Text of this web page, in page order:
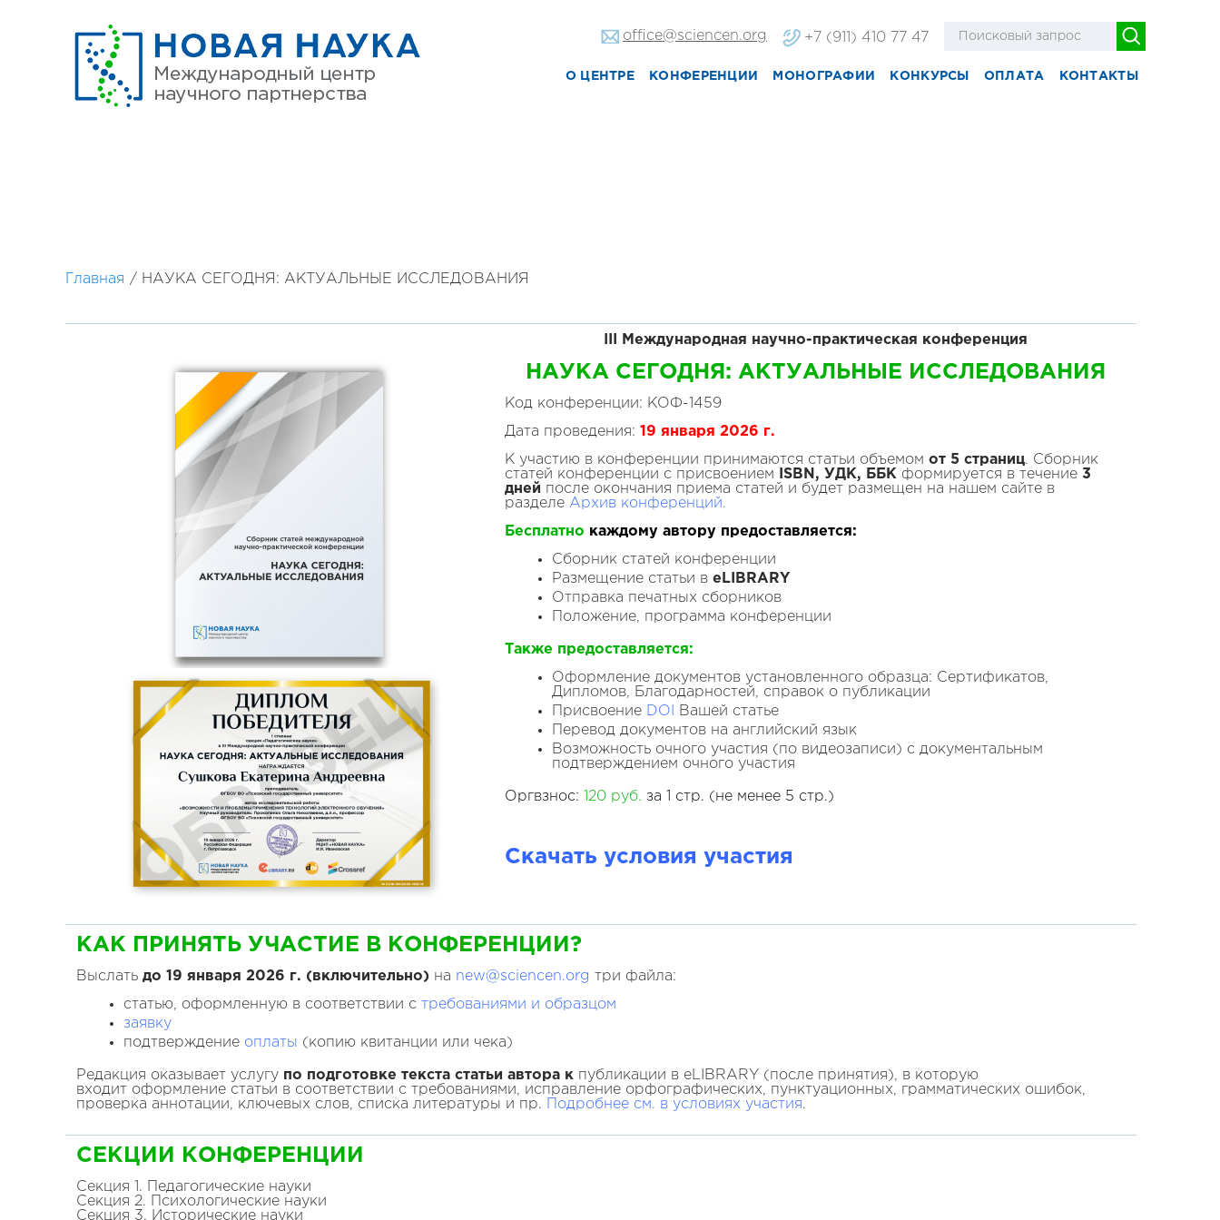
office@sciencen.org +7 (911) 410 77 47
О ЦЕНТРЕ КОНФЕРЕНЦИИ МОНОГРАФИИ КОНКУРСЫ ОПЛАТА КОНТАКТЫ
Главная / НАУКА СЕГОДНЯ: АКТУАЛЬНЫЕ ИССЛЕДОВАНИЯ
III Международная научно-практическая конференция
НАУКА СЕГОДНЯ: АКТУАЛЬНЫЕ ИССЛЕДОВАНИЯ
Код конференции: КОФ-1459
Дата проведения: 19 января 2026 г.
К участию в конференции принимаются статьи объемом от 5 страниц. Сборник
статей конференции с присвоением
ISBN, УДК, ББК формируется в течение 3
дней после окончания приема статей и будет размещен на нашем сайте в
разделе Архив конференций.
Бесплатно каждому автору предоставляется:
Сборник статей конференции
Размещение статьи в eLIBRARY
Отправка печатных сборников
Положение, программа конференции
Также предоставляется:
Оформление документов установленного образца: Сертификатов,
Дипломов, Благодарностей, справок о публикации
Присвоение DOI
Вашей статье
Перевод документов на английский язык
Возможность очного участия (по видеозаписи) с документальным
подтверждением очного участия
Оргвзнос: 120 руб. за 1 стр. (не менее 5 стр.)
Скачать условия участия
КАК ПРИНЯТЬ УЧАСТИЕ В КОНФЕРЕНЦИИ?
Выслать до 19 января 2026 г. (включительно) на new@sciencen.org три файла:
статью, оформленную в соответствии с требованиями и образцом
заявку
подтверждение оплаты (копию квитанции или чека)
Редакция оказывает услугу по подготовке текста статьи автора к публикации в eLIBRARY (после принятия), в которую
входит оформление статьи в соответствии с требованиями, исправление орфографических, пунктуационных, грамматических ошибок,
проверка аннотации, ключевых слов, списка литературы и пр.
Подробнее см. в условиях участия.
СЕКЦИИ КОНФЕРЕНЦИИ
Секция 1. Педагогические науки
Секция 2. Психологические науки
Секция 3. Исторические науки